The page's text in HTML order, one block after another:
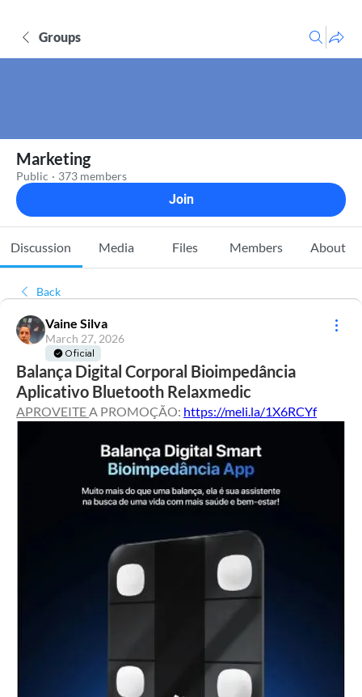
Groups
Marketing
Public · 373 members
Join
Discussion Media Files Members About
Back
Vaine Silva
March 27, 2026
Oficial
Balança Digital Corporal Bioimpedância
Aplicativo Bluetooth Relaxmedic
APROVEITE A PROMOÇÃO: https://meli.la/1X6RCYf